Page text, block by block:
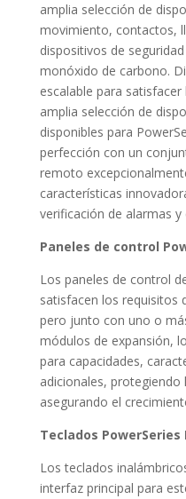
amplia selección de
movimiento, contactos,
dispositivos de
monóxido de carbono.
escalable para
amplia selección de
disponibles para
perfección con un
remoto
características
verificación de alarmas
Paneles de control
Los paneles de control
satisfacen los requisitos
pero junto con uno o
módulos de expansión,
para capacidades,
adicionales,
asegurando el
Teclados PowerSeries
Los teclados
interfaz principal para